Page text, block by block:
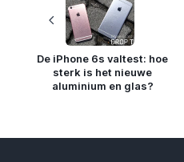
De iPhone 6s valtest: hoe
sterk is het nieuwe
aluminium en glas?